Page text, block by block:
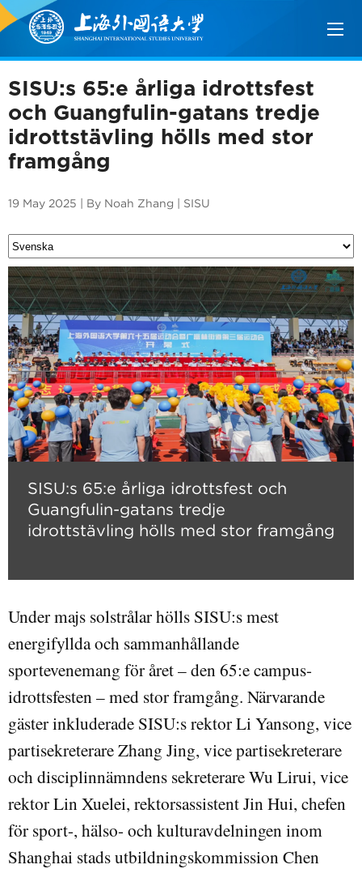
SISU:s 65:e årliga idrottsfest
och Guangfulin-gatans tredje
idrottstävling hölls med stor
framgång
19 May 2025 | By Noah Zhang | SISU
SISU:s 65:e årliga idrottsfest och
Guangfulin-gatans tredje
idrottstävling hölls med stor framgång
Under majs solstrålar hölls SISU:s mest
energifyllda och sammanhållande
sportevenemang för året – den 65:e campus-
idrottsfesten – med stor framgång. Närvarande
gäster inkluderade SISU:s rektor Li Yansong, vice
partisekreterare Zhang Jing, vice partisekreterare
och disciplinnämndens sekreterare Wu Lirui, vice
rektor Lin Xuelei, rektorsassistent Jin Hui, chefen
för sport-, hälso- och kulturavdelningen inom
Shanghai stads utbildningskommission Chen